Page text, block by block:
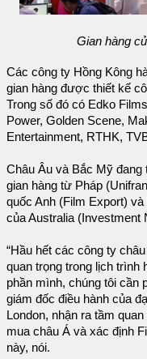
Gian hàng
Các công ty Hồng Kông
gian hàng được thiết kế
Trong số đó có Edko
Power, Golden Scene,
Entertainment, RTHK,
Châu Âu và Bắc Mỹ
gian hàng từ Pháp
quốc Anh (Film Export)
của Australia (Investment
“Hầu hết các công ty
quan trọng trong lịch trình
phần mình, chúng tôi cần
giám đốc điều hành của
London, nhận ra tầm
mua châu Á và xác định
này, nói.